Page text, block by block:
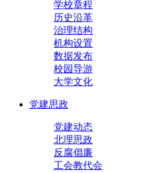
学校章程
历史沿革
治理结构
机构设置
数据发布
校园导游
大学文化
党建思政
党建动态
北理思政
反腐倡廉
工会教代会